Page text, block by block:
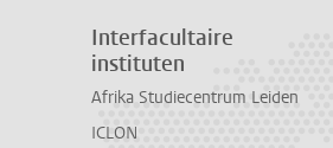
Interfacultaire
instituten
Afrika Studiecentrum Leiden
ICLON